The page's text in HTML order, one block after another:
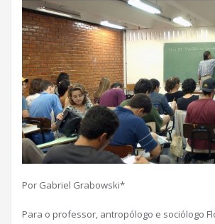
Por Gabriel Grabowski*
Para o professor, antropólogo e sociólogo